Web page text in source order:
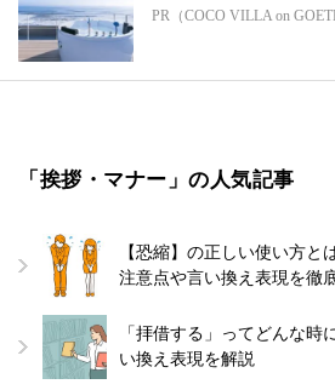
PR（COCO VILLA on
「挨拶・マナー」の人気記事
【恐縮】の正しい使い方と
注意点や言い換え表現を徹
「拝借する」ってどんな時
い換え表現を解説